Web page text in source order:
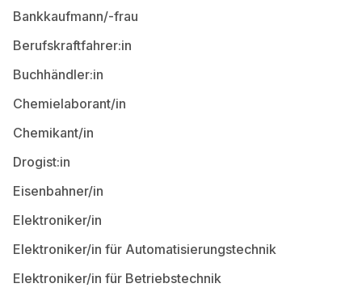
Bankkaufmann/-frau
Berufskraftfahrer:in
Buchhändler:in
Chemielaborant/in
Chemikant/in
Drogist:in
Eisenbahner/in
Elektroniker/in
Elektroniker/in für Automatisierungstechnik
Elektroniker/in für Betriebstechnik